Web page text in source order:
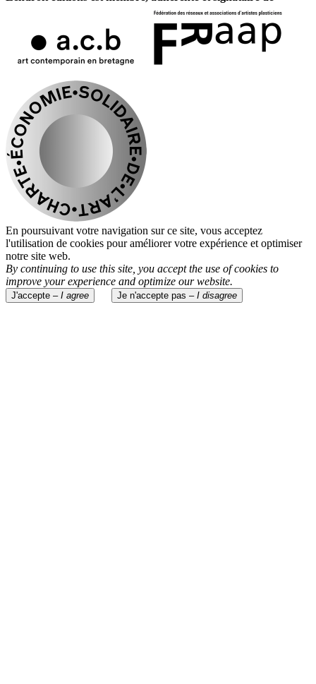
En poursuivant votre navigation sur ce site, vous acceptez
l'utilisation de cookies pour améliorer votre expérience et optimiser
notre site web.
By continuing to use this site, you accept the use of cookies to
improve your experience and optimize our website.
J'accepte – I agree Je n'accepte pas – I disagree